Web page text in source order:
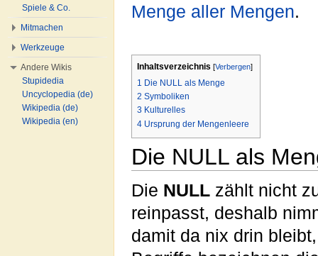
Menge aller Mengen.
Inhaltsverzeichnis [Verbergen]
1 Die NULL als Menge
2 Symboliken
3 Kulturelles
4 Ursprung der Mengenleere
Die NULL als
Die NULL zählt nicht
reinpasst, deshalb
damit da nix drin
Spiele & Co.
Mitmachen
Werkzeuge
Andere Wikis
Stupidedia
Uncyclopedia (de)
Wikipedia (de)
Wikipedia (en)